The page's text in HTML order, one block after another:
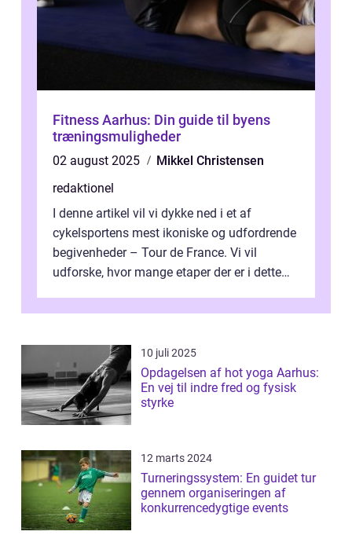
Fitness Aarhus: Din guide til byens
træningsmuligheder
02 august 2025
Mikkel Christensen
redaktionel
I denne artikel vil vi dykke ned i et af
cykelsportens mest ikoniske og udfordrende
begivenheder – Tour de France. Vi vil
udforske, hvor mange etaper der er i dette
10 juli 2025
Opdagelsen af hot yoga Aarhus:
En vej til indre fred og fysisk
styrke
12 marts 2024
Turneringssystem: En guidet tur
gennem organiseringen af
konkurrencedygtige events